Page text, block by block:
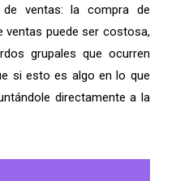
ventas: la compra de
ventas puede ser costosa,
grupales que ocurren
si esto es algo en lo que
directamente a la